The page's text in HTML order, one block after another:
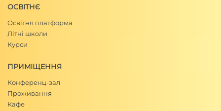
ОСВІТНЄ
Освітня платформа
Літні школи
Курси
ПРИМІЩЕННЯ
Конференц-зал
Проживання
Кафе